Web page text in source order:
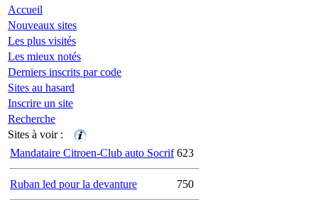
Accueil
Nouveaux sites
Les plus visités
Les mieux notés
Derniers inscrits par code
Sites au hasard
Inscrire un site
Recherche
Sites à voir :
Mandataire Citroen-Club auto Socrif 623
Ruban led pour la devanture 750